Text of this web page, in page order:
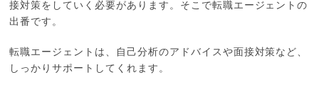
接対策をしていく必要があります。そこで転職エージェントの
出番です。
転職エージェントは、自己分析のアドバイスや面接対策など、
しっかりサポートしてくれます。